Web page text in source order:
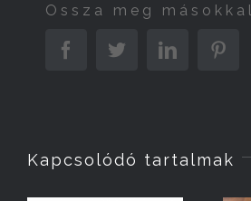
Ossza meg
FacebookTwitterLinkedin
Kapcsolódó tartalmak